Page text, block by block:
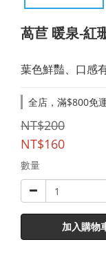
萵苣 暖泉-紅
葉色鮮豔、口感
全店，滿$800免
NT$200
NT$160
數量
加入購物